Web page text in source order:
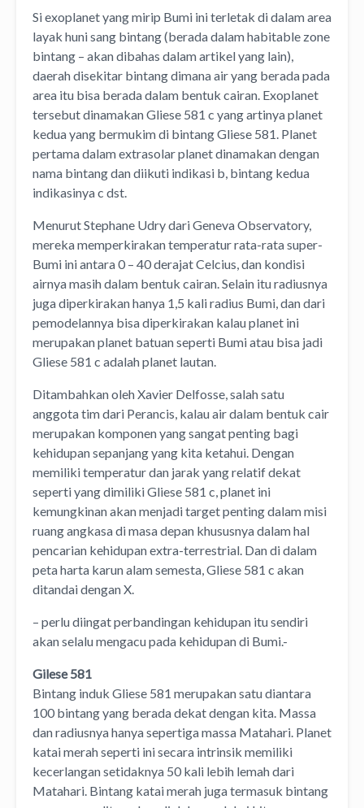
Si exoplanet yang mirip Bumi ini terletak di dalam area
layak huni sang bintang (berada dalam habitable zone
bintang – akan dibahas dalam artikel yang lain),
daerah disekitar bintang dimana air yang berada pada
area itu bisa berada dalam bentuk cairan. Exoplanet
tersebut dinamakan Gliese 581 c yang artinya planet
kedua yang bermukim di bintang Gliese 581. Planet
pertama dalam extrasolar planet dinamakan dengan
nama bintang dan diikuti indikasi b, bintang kedua
indikasinya c dst.
Menurut Stephane Udry dari Geneva Observatory,
mereka memperkirakan temperatur rata-rata super-
Bumi ini antara 0 – 40 derajat Celcius, dan kondisi
airnya masih dalam bentuk cairan. Selain itu radiusnya
juga diperkirakan hanya 1,5 kali radius Bumi, dan dari
pemodelannya bisa diperkirakan kalau planet ini
merupakan planet batuan seperti Bumi atau bisa jadi
Gliese 581 c adalah planet lautan.
Ditambahkan oleh Xavier Delfosse, salah satu
anggota tim dari Perancis, kalau air dalam bentuk cair
merupakan komponen yang sangat penting bagi
kehidupan sepanjang yang kita ketahui. Dengan
memiliki temperatur dan jarak yang relatif dekat
seperti yang dimiliki Gliese 581 c, planet ini
kemungkinan akan menjadi target penting dalam misi
ruang angkasa di masa depan khususnya dalam hal
pencarian kehidupan extra-terrestrial. Dan di dalam
peta harta karun alam semesta, Gliese 581 c akan
ditandai dengan X.
– perlu diingat perbandingan kehidupan itu sendiri
akan selalu mengacu pada kehidupan di Bumi.-
Gilese 581
Bintang induk Gliese 581 merupakan satu diantara
100 bintang yang berada dekat dengan kita. Massa
dan radiusnya hanya sepertiga massa Matahari. Planet
katai merah seperti ini secara intrinsik memiliki
kecerlangan setidaknya 50 kali lebih lemah dari
Matahari. Bintang katai merah juga termasuk bintang